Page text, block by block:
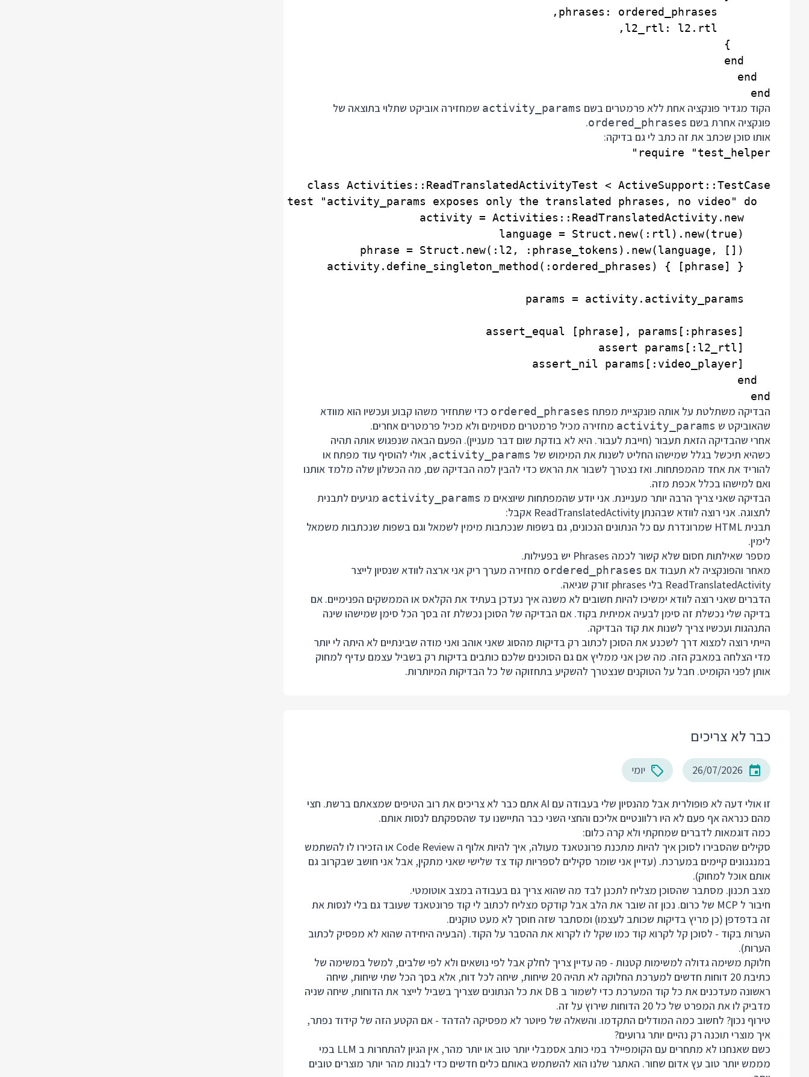
end
הקוד מגדיר פונקציה אחת ללא פרמטרים בשם activity_params שמחזירה אוביקט שתלוי בתוצאה של
פונקציה אחרת בשם ordered_phrases
.
אותו סוכן שכתב את זה כתב לי גם בדיקה:
end
הבדיקה משתלטת על אותה פונקציית מפתח ordered_phrases כדי שתחזיר משהו קבוע ועכשיו הוא מוודא
שהאוביקט ש activity_params מחזירה מכיל פרמטרים מסוימים ולא מכיל פרמטרים אחרים.
אחרי שהבדיקה הזאת תעבור (חייבת לעבור. היא לא בודקת שום דבר מעניין). הפעם הבאה שנפגוש אותה תהיה
כשהיא תיכשל בגלל שמישהו החליט לשנות את המימוש של activity_params, אולי להוסיף עוד מפתח או
להוריד את אחד מהמפתחות. ואז נצטרך לשבור את הראש כדי להבין למה הבדיקה שם, מה הכשלון שלה מלמד אותנו
ואם למישהו בכלל אכפת מזה.
הבדיקה שאני צריך הרבה יותר מעניינת. אני יודע שהמפתחות שיוצאים מ activity_params מגיעים לתבנית
לתצוגה. אני רוצה לוודא שבהנתן ReadTranslatedActivity אקבל:
תבנית HTML שמרונדרת עם כל הנתונים הנכונים, גם בשפות שנכתבות מימין לשמאל וגם בשפות שנכתבות משמאל
לימין.
מספר שאילתות חסום שלא קשור לכמה Phrases יש בפעילות.
מאחר והפונקציה לא תעבוד אם ordered_phrases מחזירה מערך ריק אני ארצה לוודא שנסיון לייצר
ReadTranslatedActivity בלי phrases זורק שגיאה.
הדברים שאני רוצה לוודא ימשיכו להיות חשובים לא משנה איך נעדכן בעתיד את הקלאס או הממשקים הפנימיים. אם
בדיקה שלי נכשלת זה סימן לבעיה אמיתית בקוד. אם הבדיקה של הסוכן נכשלת זה בסך הכל סימן שמישהו שינה
התנהגות ועכשיו צריך לשנות את קוד הבדיקה.
הייתי רוצה למצוא דרך לשכנע את הסוכן לכתוב רק בדיקות מהסוג שאני אוהב ואני מודה שבינתיים לא היתה לי יותר
מדי הצלחה במאבק הזה. מה שכן אני ממליץ אם גם הסוכנים שלכם כותבים בדיקות רק בשביל עצמם עדיף למחוק
אותן לפני הקומיט. חבל על הטוקנים שנצטרך להשקיע בתחזוקה של כל הבדיקות המיותרות.
כבר לא צריכים
26/07/2026 יומי
זו אולי דעה לא פופולרית אבל מהנסיון שלי בעבודה עם AI אתם כבר לא צריכים את רוב הטיפים שמצאתם ברשת. חצי
מהם כנראה אף פעם לא היו רלוונטיים אליכם והחצי השני כבר התיישנו עד שהספקתם לנסות אותם.
כמה דוגמאות לדברים שמחקתי ולא קרה כלום:
סקילים שהסבירו לסוכן איך להיות מתכנת פרונטאנד מעולה, איך להיות אלוף ה Code Review או הזכירו לו להשתמש
במנגנונים קיימים במערכת. (עדיין אני שומר סקילים לספריות קוד צד שלישי שאני מתקין, אבל אני חושב שבקרוב גם
אותם אוכל למחוק).
מצב תכנון. מסתבר שהסוכן מצליח לתכנן לבד מה שהוא צריך גם בעבודה במצב אוטומטי.
חיבור ל MCP של כרום. נכון זה שובר את הלב אבל קודקס מצליח לכתוב לי קוד פרונטאנד שעובד גם בלי לנסות את
זה בדפדפן (כן מריץ בדיקות שכותב לעצמו) ומסתבר שזה חוסך לא מעט טוקנים.
הערות בקוד - לסוכן קל לקרוא קוד כמו שקל לו לקרוא את ההסבר על הקוד. (הבעיה היחידה שהוא לא מפסיק לכתוב
הערות).
חלוקת משימה גדולה למשימות קטנות - פה עדיין צריך לחלק אבל לפי נושאים ולא לפי שלבים, למשל במשימה של
כתיבת 20 דוחות חדשים למערכת החלוקה לא תהיה 20 שיחות, שיחה לכל דוח, אלא בסך הכל שתי שיחות, שיחה
ראשונה מעדכנים את כל קוד המערכת כדי לשמור ב DB את כל הנתונים שצריך בשביל לייצר את הדוחות, שיחה שניה
מדביק לו את המפרט של כל 20 הדוחות שירוץ על זה.
טירוף נכון? לחשוב כמה המודלים התקדמו. והשאלה של פיוטר לא מפסיקה להדהד - אם הקטע הזה של קידוד נפתר,
איך מוצרי תוכנה רק נהיים יותר גרועים?
כשם שאנחנו לא מתחרים עם הקומפיילר במי כותב אסמבלי יותר טוב או יותר מהר, אין הגיון להתחרות ב LLM במי
מממש יותר טוב עץ אדום שחור. האתגר שלנו הוא להשתמש באותם כלים חדשים כדי לבנות מהר יותר מוצרים טובים